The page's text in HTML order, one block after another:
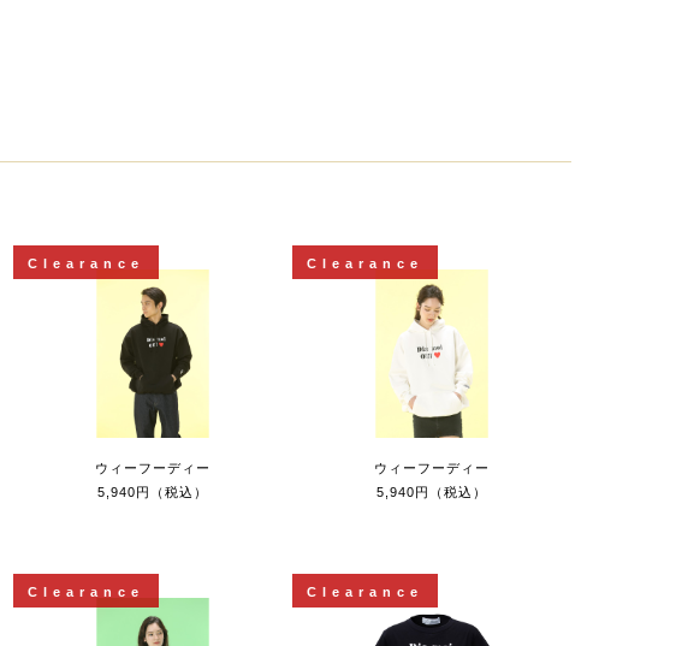
Clearance
ウィーフーディー
5,940円（税込）
Clearance
ウィーフーディー
5,940円（税込）
Clearance Clearance